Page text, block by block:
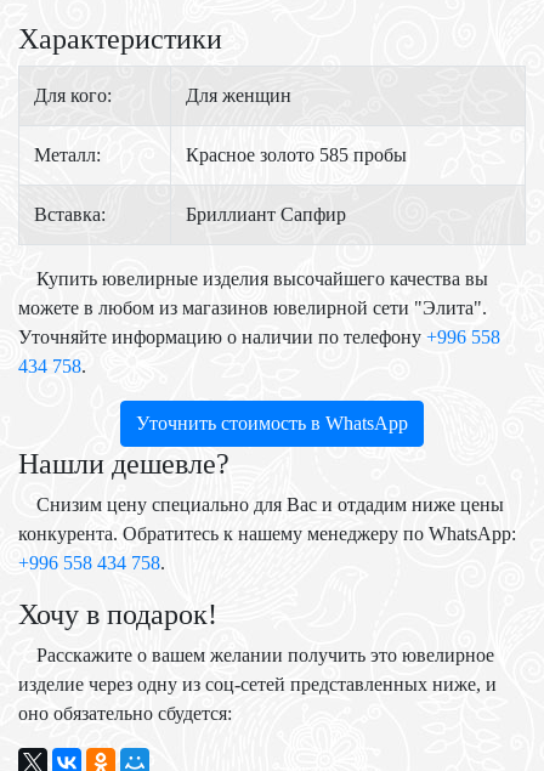
Характеристики
Для кого: Для женщин
Металл: Красное золото 585 пробы
Вставка: Бриллиант Сапфир
Купить ювелирные изделия высочайшего качества вы
можете в любом из магазинов ювелирной сети "Элита".
Уточняйте информацию о наличии по телефону +996 558
434 758.
Уточнить стоимость в WhatsApp
Нашли дешевле?
Снизим цену специально для Вас и отдадим ниже цены
конкурента. Обратитесь к нашему менеджеру по WhatsApp:
+996 558 434 758.
Хочу в подарок!
Расскажите о вашем желании получить это ювелирное
изделие через одну из соц-сетей представленных ниже, и
оно обязательно сбудется: